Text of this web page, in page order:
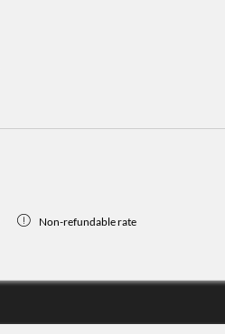
Non-refundable rate